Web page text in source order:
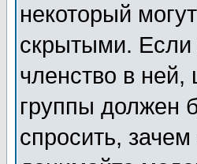
некоторый
скрытыми. Если
членство в
группы должен
спросить,